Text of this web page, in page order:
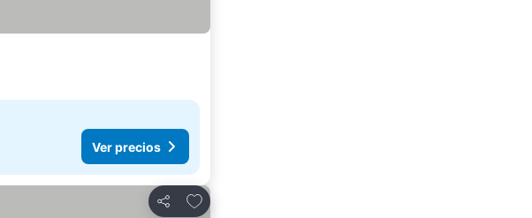
Ver precios
Compartir
Añadir a favoritos